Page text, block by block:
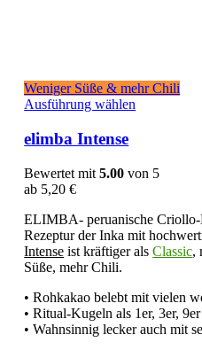
Weniger Süße & mehr Chili
Ausführung wählen
Varianten
auf.
Optionen
können
auf
der
gewählt
werden
elimba Intense
Bewertet mit5.00 von 5
ab 5,20€
ELIMBA- peruanische
Rezeptur der Inka mit
Intense ist kräftiger alsClassic,
Süße, mehr Chili.
• Rohkakao belebt mit vielen
• Ritual-Kugeln als 1er, 3er,
• Wahnsinnig lecker auch mit